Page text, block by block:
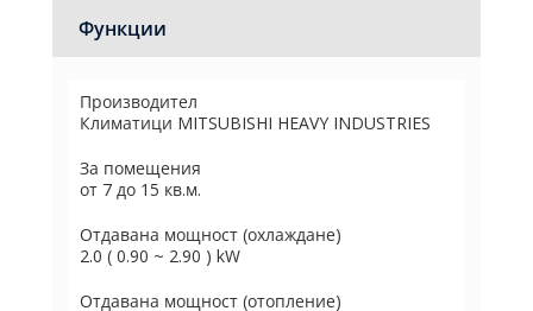
Функции
Производител
Климатици MITSUBISHI HEAVY INDUSTRIES
За помещения
от 7 до 15 кв.м.
Отдавана мощност (охлаждане)
2.0 ( 0.90 ~ 2.90 ) kW
Отдавана мощност (отопление)